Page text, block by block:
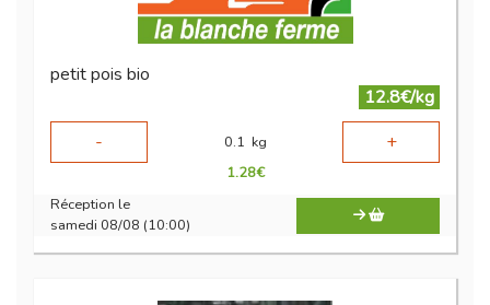
petit pois bio
12.8€/kg
-
0.1 kg +
1.28€
Réception le
samedi 08/08 (10:00)